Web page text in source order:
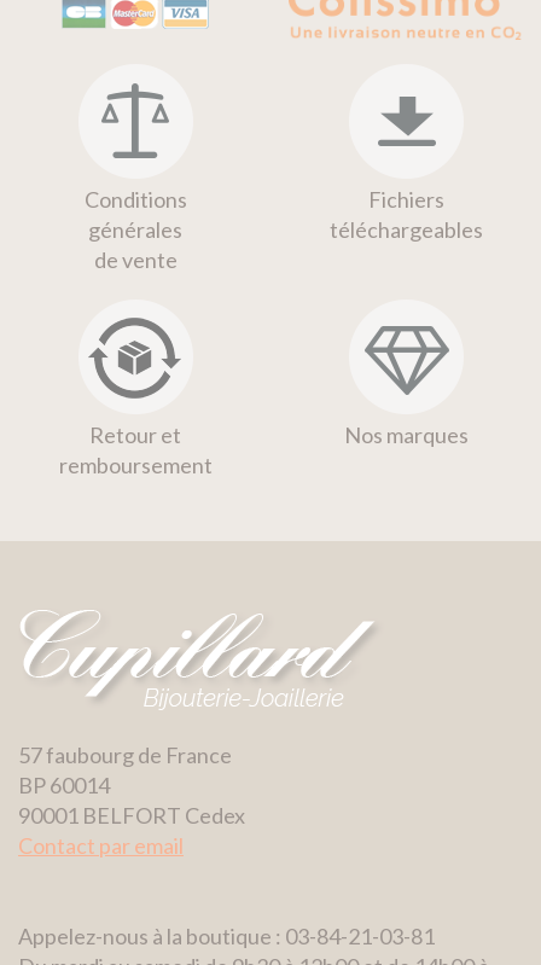
Conditions
générales
de vente
Fichiers
téléchargeables
Retour et
remboursement
Nos marques
57 faubourg de France
BP 60014
90001 BELFORT Cedex
Contact par email
Appelez-nous à la boutique : 03-84-21-03-81